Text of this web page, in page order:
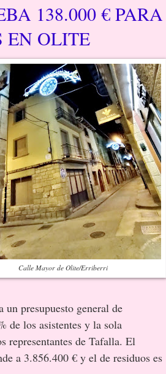
138.000 € PARA
EN OLITE
Calle Mayor de Olite/Erriberri
presupuesto general de
de los asistentes y la sola
representantes de Tafalla. El
a 3.856.400 € y el de residuos es